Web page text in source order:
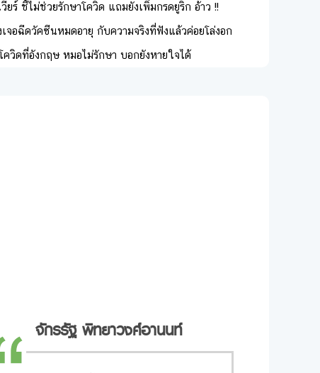
ร์ ชี้ไม่ช่วยรักษาโควิด แถมยังเพิ่มกรดยูริก อ้าว !!
จอฉีดวัคซีนหมดอายุ กับความจริงที่ฟังแล้วค่อยโล่งอก
วิดที่อังกฤษ หมอไม่รักษา บอกยังหายใจได้
จักรรัฐ พิทยาวงศ์อานนท์